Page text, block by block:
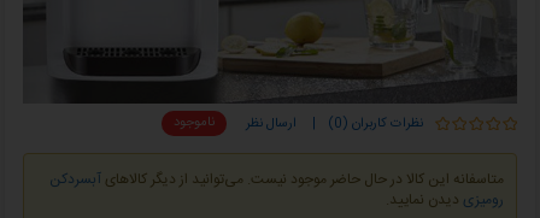
نظرات کاربران (0) | ارسال نظر ناموجود
متاسفانه این کالا در حال حاضر موجود نیست. می‌توانید از دیگر کالاهایآبسردکن
رومیزی دیدن نمایید.